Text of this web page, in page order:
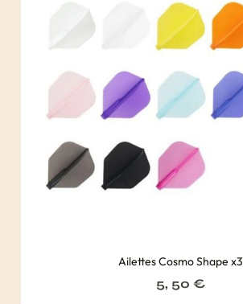
Ailettes Cosmo Shape x3
5, 50 €